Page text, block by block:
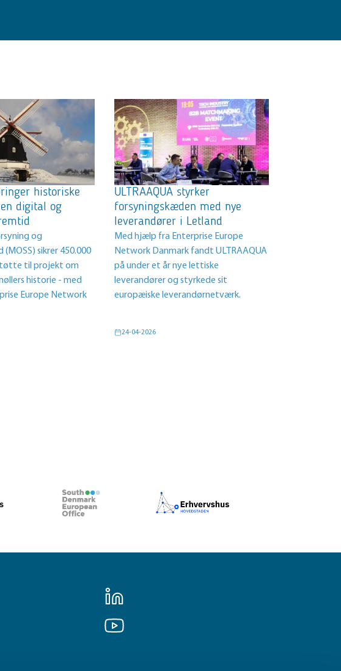
historiske
digital og
og
sikrer 450.000
til projekt om
historie - med
Europe Network
ULTRAAQUA styrker
forsyningskæden med nye
leverandører i Letland
Med hjælp fra Enterprise Europe
Network Danmark fandt ULTRAAQUA
på under et år nye lettiske
leverandører og styrkede sit
europæiske leverandørnetværk.
24-04-2026
LINKEDIN
YOUTUBE